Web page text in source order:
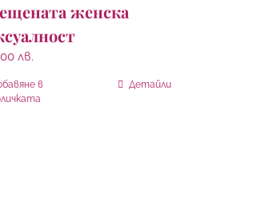
женска
лв.
в
Детайли